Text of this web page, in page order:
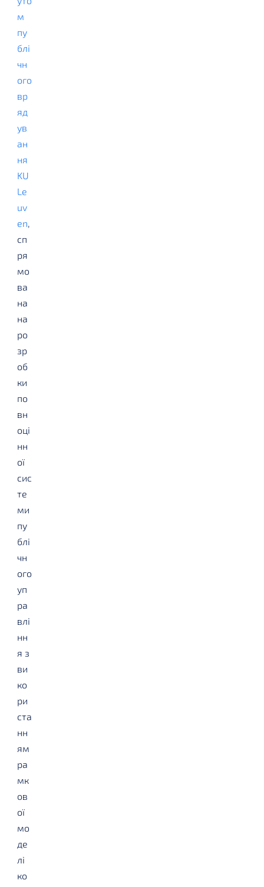
м
пу
блі
чн
ого
вр
яд
ув
ан
ня
KU
Le
uv
en
сп
ря
мо
ва
на
на
ро
зр
об
ки
по
вн
оці
нн
ої
сис
те
ми
пу
блі
чн
ого
уп
ра
влі
нн
я з
ви
ко
ри
ста
нн
ям
ра
мк
ов
ої
мо
де
лі
ко